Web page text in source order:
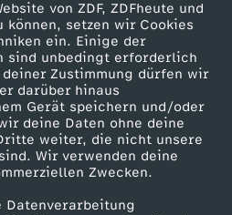
von ZDF, ZDFheute und
können, setzen wir Cookies
ein. Einige der
sind unbedingt erforderlich
Zustimmung dürfen wir
darüber hinaus
Gerät speichern und/oder
deine Daten ohne deine
weiter, die nicht unsere
Wir verwenden deine
Zwecken.
Service
ZDFmitreden
Kontakt zum ZDF
Tickets
Zuschauerservice